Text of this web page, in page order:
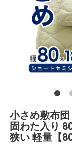
小さめ敷布
固わた入り
狭い 軽量【